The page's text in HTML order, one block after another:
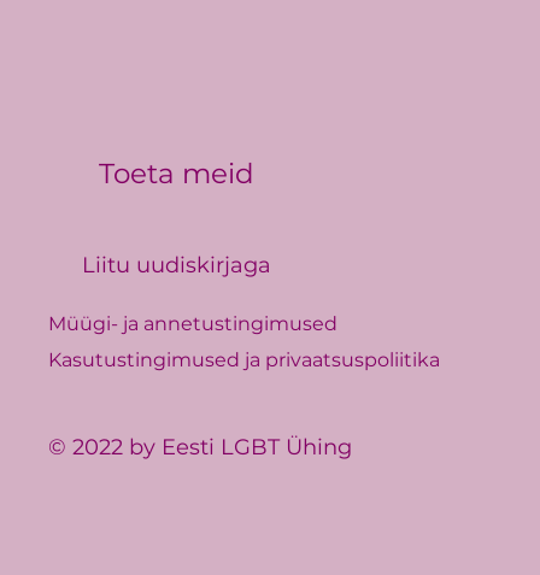
Toeta meid
Liitu uudiskirjaga
Müügi- ja annetustingimused
Kasutustingimused ja privaatsuspoliitika
© 2022 by Eesti LGBT Ühing